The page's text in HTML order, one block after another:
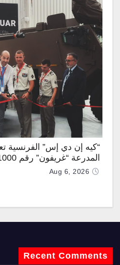
“كيه إن دي إس” الفرنسية
المدرعة “غريفون” رقم 1000 لخط الإنتاج
Aug 6, 2026
Recent Comments